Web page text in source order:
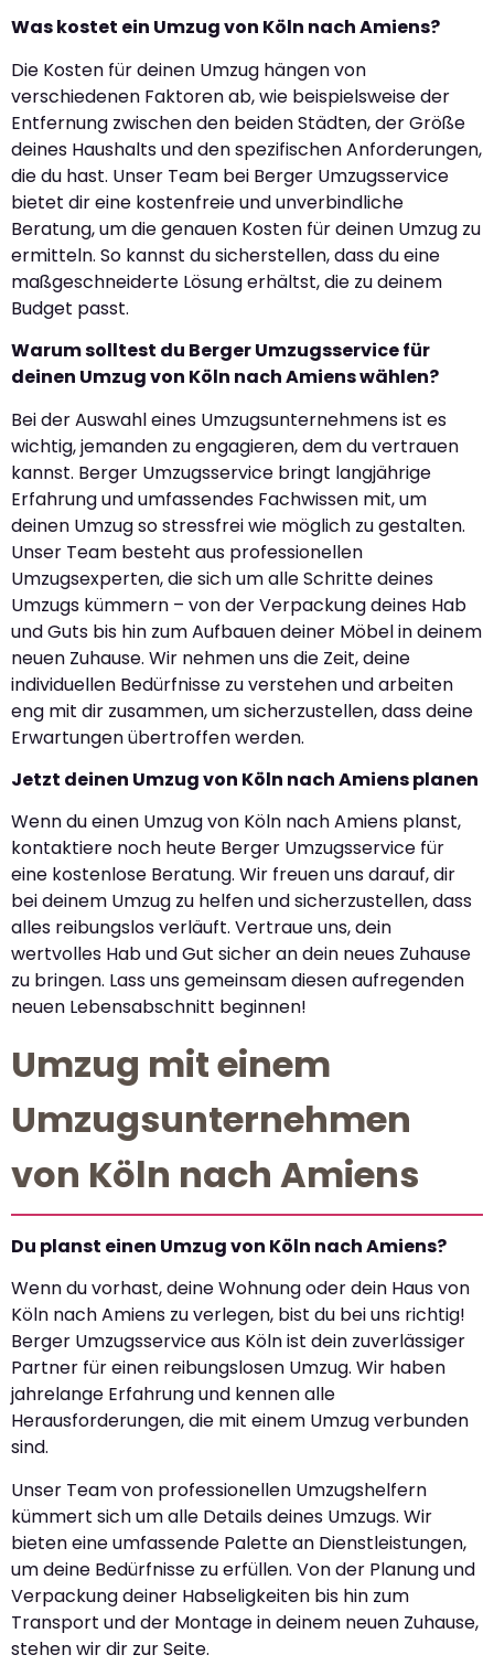
Was kostet ein Umzug von Köln nach Amiens?
Die Kosten für deinen Umzug hängen von
verschiedenen Faktoren ab, wie beispielsweise der
Entfernung zwischen den beiden Städten, der Größe
deines Haushalts und den spezifischen Anforderungen,
die du hast. Unser Team bei Berger Umzugsservice
bietet dir eine kostenfreie und unverbindliche
Beratung, um die genauen Kosten für deinen Umzug zu
ermitteln. So kannst du sicherstellen, dass du eine
maßgeschneiderte Lösung erhältst, die zu deinem
Budget passt.
Warum solltest du Berger Umzugsservice für
deinen Umzug von Köln nach Amiens wählen?
Bei der Auswahl eines Umzugsunternehmens ist es
wichtig, jemanden zu engagieren, dem du vertrauen
kannst. Berger Umzugsservice bringt langjährige
Erfahrung und umfassendes Fachwissen mit, um
deinen Umzug so stressfrei wie möglich zu gestalten.
Unser Team besteht aus professionellen
Umzugsexperten, die sich um alle Schritte deines
Umzugs kümmern – von der Verpackung deines Hab
und Guts bis hin zum Aufbauen deiner Möbel in deinem
neuen Zuhause. Wir nehmen uns die Zeit, deine
individuellen Bedürfnisse zu verstehen und arbeiten
eng mit dir zusammen, um sicherzustellen, dass deine
Erwartungen übertroffen werden.
Jetzt deinen Umzug von Köln nach Amiens planen
Wenn du einen Umzug von Köln nach Amiens planst,
kontaktiere noch heute Berger Umzugsservice für
eine kostenlose Beratung. Wir freuen uns darauf, dir
bei deinem Umzug zu helfen und sicherzustellen, dass
alles reibungslos verläuft. Vertraue uns, dein
wertvolles Hab und Gut sicher an dein neues Zuhause
zu bringen. Lass uns gemeinsam diesen aufregenden
neuen Lebensabschnitt beginnen!
Umzug mit einem
Umzugsunternehmen
von Köln nach Amiens
Du planst einen Umzug von Köln nach Amiens?
Wenn du vorhast, deine Wohnung oder dein Haus von
Köln nach Amiens zu verlegen, bist du bei uns richtig!
Berger Umzugsservice aus Köln ist dein zuverlässiger
Partner für einen reibungslosen Umzug. Wir haben
jahrelange Erfahrung und kennen alle
Herausforderungen, die mit einem Umzug verbunden
sind.
Unser Team von professionellen Umzugshelfern
kümmert sich um alle Details deines Umzugs. Wir
bieten eine umfassende Palette an Dienstleistungen,
um deine Bedürfnisse zu erfüllen. Von der Planung und
Verpackung deiner Habseligkeiten bis hin zum
Transport und der Montage in deinem neuen Zuhause,
stehen wir dir zur Seite.